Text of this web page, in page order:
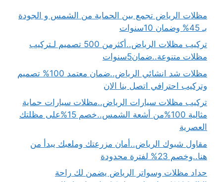
مظلات الرياض تجمع بين الحماية من الشمس و الجودة
بـ 45% وضمان 10سنوات
تركيب مظلات الرياض..أكثرمن 500 تصميم لـتركيب
مظلات متنوعة..ضمان5سنوات
مظلات شد انشائي الرياض..ضمان معتمد 100% تصميم
وتركيب احترافي اتصل بنا الان
تركيب مظلات سيارات الرياض..مظلات سيارات حماية
مثالية 100%من أشعة الشمس..خصم 15%على مظلتك
العصرية
مقاول شبوك الرياض..أمان مزرعتك وملعبك يبدأ من
هنا..وخصم 23% لفترة محدودة
حداد مظلات وسواتر الرياض يضمن لك راحة